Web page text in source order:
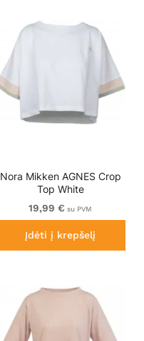
Nora Mikken AGNES Crop
Top White
19,99 € su PVM
Įdėti į krepšelį